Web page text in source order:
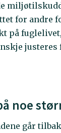
for andre
på
justeres
noe
går